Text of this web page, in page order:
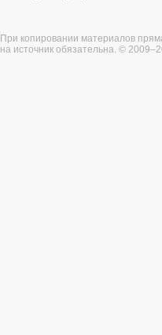
При копировании материалов
на источник обязательна. ©